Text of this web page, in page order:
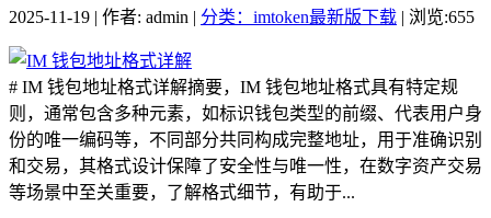
2025-11-19 | 作者: admin | 分类：imtoken最新版下载 | 浏览:655
# IM 钱包地址格式详解摘要，IM 钱包地址格式具有特定规
则，通常包含多种元素，如标识钱包类型的前缀、代表用户身
份的唯一编码等，不同部分共同构成完整地址，用于准确识别
和交易，其格式设计保障了安全性与唯一性，在数字资产交易
等场景中至关重要，了解格式细节，有助于...